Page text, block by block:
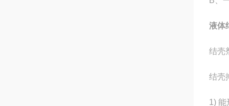
液体
结壳
结壳
1) 能